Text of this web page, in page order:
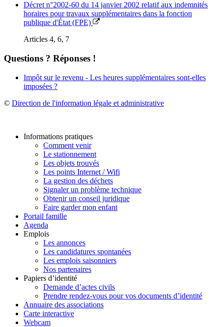
Décret n°2002-60 du 14 janvier 2002 relatif aux indemnités
horaires pour travaux supplémentaires dans la fonction
publique d'État (FPE)
Articles 4, 6, 7
Questions ? Réponses !
Impôt sur le revenu - Les heures supplémentaires sont-elles
imposées ?
© Direction de l'information légale et administrative
Informations pratiques
Comment venir
Le stationnement
Les objets trouvés
Les points Internet / Wifi
La gestion des déchets
Signaler un problème technique
Obtenir un conseil juridique
Faire garder mon enfant
Portail famille
Agenda
Emplois
Les annonces
Les candidatures spontanées
Les emplois saisonniers
Nos partenaires
Papiers d’identité
Demande d’actes civils
Prendre rendez-vous pour vos documents d’identité
Annuaire des associations
Carte interactive
Webcam